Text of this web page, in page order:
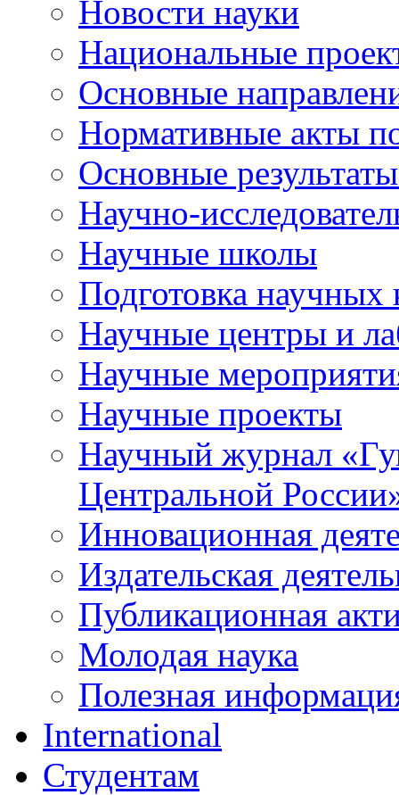
Новости науки
Национальные
Основные
Нормативные акты
Основные
Научно-
Научные школы
Подготовка научных
Научные центры и
Научные
Научные проекты
Научный журнал «
Центральной
Инновационная
Издательская
Публикационная
Молодая наука
Полезная
International
Студентам